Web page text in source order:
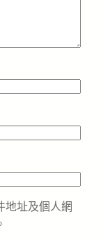
地址及個人網